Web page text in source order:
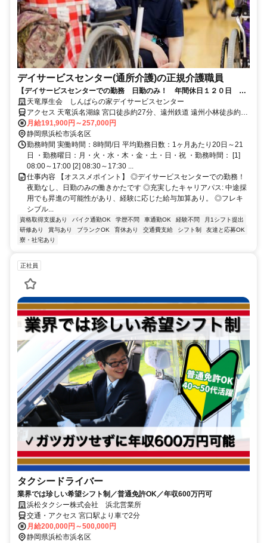
デイサービスセンター(通所介護)の正規介護職員
【デイサービスセンターでの勤務 日勤のみ！ 年間休日１２０日 介
護職員 大募集！】★有資格者歓迎★
天竜厚生会 しんぱらの家デイサービスセンター
アクセス 天竜浜名湖線 宮口徒歩約27分、遠州鉄道 遠州小林徒歩約30
分、遠州鉄道 浜北徒歩約35分 遠州鉄道浜北駅より車で１０分
月給191,900円～257,000円
静岡県浜松市浜名区
勤務時間 実働時間：8時間/日 平均勤務日数：1ヶ月あたり20日～21
日 ・勤務曜日：月・火・水・木・金・土・日・祝 ・勤務時間： [1]
08:00～17:00 [2] 08:30～17:30 ...
仕事内容 【オススメポイント】 ◎デイサービスセンターでの勤務！
夜勤なし、日勤のみの働きかたです ◎充実したキャリアパス: 中途採
用でも昇進の可能性があり、経験に応じた給与加算あり。 ◎フレキ
シブル...
資格取得支援あり バイク通勤OK 学歴不問 車通勤OK 経験不問
月1シフト提出
研修あり
賞与あり ブランクOK 育休あり 交通費支給 シフト制
友達と応募OK
寮・社宅あり
正社員
タクシードライバー
業界では珍しい希望シフト制／普通免許OK／年収600万円可
浜松タクシー株式会社 浜北営業所
交通・アクセス 宮口駅より車で2分
月給200,000円～500,000円
静岡県浜松市浜名区